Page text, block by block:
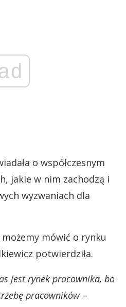
o współczesnym
jakie w nim zachodzą i
wyzwaniach dla
mówić o rynku
potwierdziła.
jest rynek pracownika, bo
pracowników–